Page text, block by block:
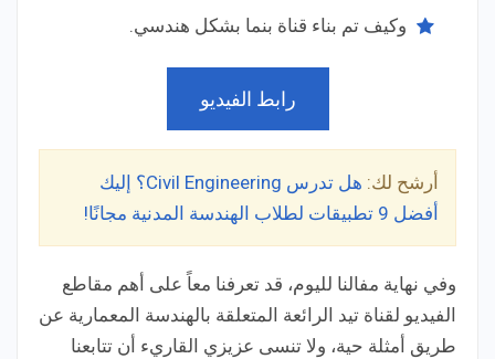
وكيف تم بناء قناة بنما بشكل هندسي.
رابط الفيديو
أرشح لك:
هل تدرس Civil Engineering؟ إليك
أفضل 9 تطبيقات لطلاب الهندسة المدنية مجانًا!
وفي نهاية مفالنا لليوم، قد تعرفنا معاً على أهم مقاطع
الفيديو لقناة تيد الرائعة المتعلقة بالهندسة المعمارية عن
طريق أمثلة حية، ولا تنسى عزيزي القاريء أن تتابعنا